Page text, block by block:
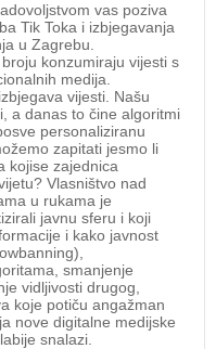
vas poziva
Tik Toka i izbjegavanja
u Zagrebu.
konzumiraju vijesti s
medija.
vijesti. Našu
a danas to čine algoritmi
personaliziranu
zapitati jesmo li
kojise zajednica
Vlasništvo nad
u rukama je
javnu sferu i koji
i kako javnost
smanjenje
vidljivosti drugog,
koje potiču angažman
nove digitalne medijske
snalazi.